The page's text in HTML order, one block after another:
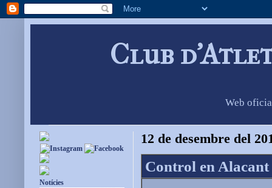
Club
Web
12 de desembre del
Control en Alacant
Notícies